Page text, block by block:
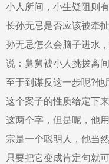
小人所间，小生疑阻则
长孙无忌是否应该被牵
孙无忌怎么会脑子进水
说：舅舅被小人挑拨离
至于到谋反这一步呢?
这个案子的性质给定下
这两个字，但是呢，他
宗是一个聪明人，他当
只要把它变成肯定句就